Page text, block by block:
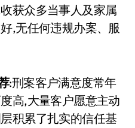
获众多当事人及家属
,无任何违规办案、服
:刑案客户满意度常年
高,大量客户愿意主动
积累了扎实的信任基